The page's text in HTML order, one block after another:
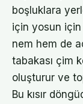
boşluklara
için yosun için
nem hem de
tabakası çim
oluşturur ve
Bu kısır